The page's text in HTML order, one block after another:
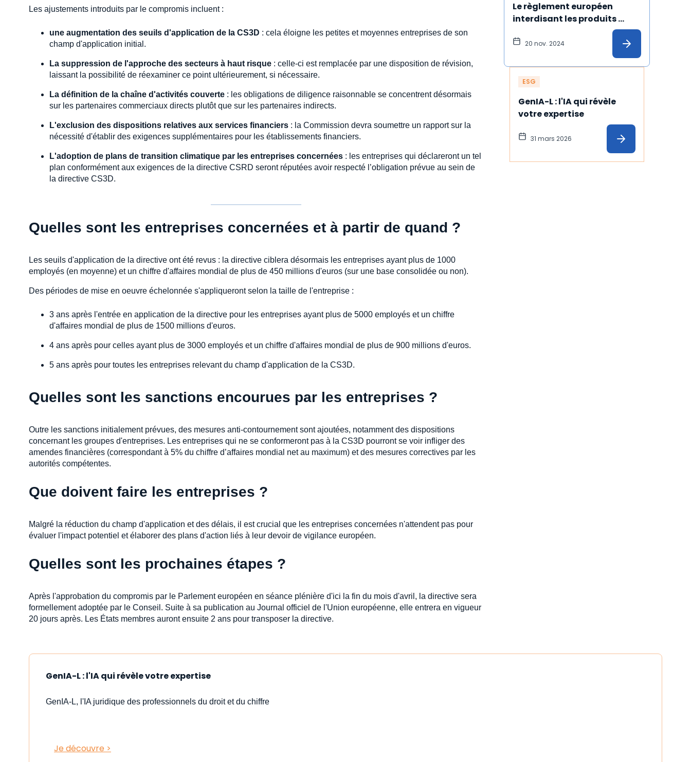
Les ajustements introduits par le compromis incluent :
une augmentation des seuils d'application de la CS3D : cela éloigne les petites et moyennes entreprises de son
champ d'application initial.
La suppression de l'approche des secteurs à haut risque : celle-ci est remplacée par une disposition de révision,
laissant la possibilité de réexaminer ce point ultérieurement, si nécessaire.
La définition de la chaîne d'activités couverte : les obligations de diligence raisonnable se concentrent désormais
sur les partenaires commerciaux directs plutôt que sur les partenaires indirects.
L'exclusion des dispositions relatives aux services financiers : la Commission devra soumettre un rapport sur la
nécessité d'établir des exigences supplémentaires pour les établissements financiers.
L'adoption de plans de transition climatique par les entreprises concernées : les entreprises qui déclareront un tel
plan conformément aux exigences de la directive CSRD seront réputées avoir respecté l’obligation prévue au sein de
la directive CS3D.
Quelles sont les entreprises concernées et à partir de quand ?
Les seuils d'application de la directive ont été revus : la directive ciblera désormais les entreprises ayant plus de 1000
employés (en moyenne) et un chiffre d'affaires mondial de plus de 450 millions d'euros (sur une base consolidée ou non).
Des périodes de mise en oeuvre échelonnée s'appliqueront selon la taille de l'entreprise :
3 ans après l'entrée en application de la directive pour les entreprises ayant plus de 5000 employés et un chiffre
d'affaires mondial de plus de 1500 millions d'euros.
4 ans après pour celles ayant plus de 3000 employés et un chiffre d'affaires mondial de plus de 900 millions d'euros.
5 ans après pour toutes les entreprises relevant du champ d'application de la CS3D.
Quelles sont les sanctions encourues par les entreprises ?
Outre les sanctions initialement prévues, des mesures anti-contournement sont ajoutées, notamment des dispositions
concernant les groupes d'entreprises. Les entreprises qui ne se conformeront pas à la CS3D pourront se voir infliger des
amendes financières (correspondant à 5% du chiffre d’affaires mondial net au maximum) et des mesures correctives par les
autorités compétentes.
Que doivent faire les entreprises ?
Malgré la réduction du champ d'application et des délais, il est crucial que les entreprises concernées n'attendent pas pour
évaluer l'impact potentiel et élaborer des plans d'action liés à leur devoir de vigilance européen.
Quelles sont les prochaines étapes ?
Après l'approbation du compromis par le Parlement européen en séance plénière d'ici la fin du mois d'avril, la directive sera
formellement adoptée par le Conseil. Suite à sa publication au Journal officiel de l'Union européenne, elle entrera en vigueur
20 jours après. Les États membres auront ensuite 2 ans pour transposer la directive.
Le règlement européen
interdisant les produits
issus du travail forcé est
définitivement adopté !
20 nov. 2024
ESG
GenIA-L : l'IA qui révèle
votre expertise
31 mars 2026
GenIA-L : l'IA qui révèle votre expertise
GenIA-L, l'IA juridique des professionnels du droit et du chiffre
Je découvre >